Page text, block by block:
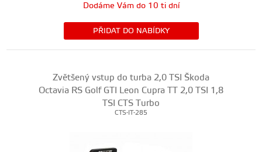
Dodáme Vám do 10 ti dní
PŘIDAT DO NABÍDKY
Zvětšený vstup do turba 2,0 TSI Škoda
Octavia RS Golf GTI Leon Cupra TT 2,0 TSI 1,8
TSI CTS Turbo
CTS-IT-285